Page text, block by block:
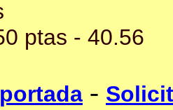
ptas - 40.56
-